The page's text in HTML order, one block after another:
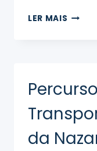
LER MAIS AVISO
da